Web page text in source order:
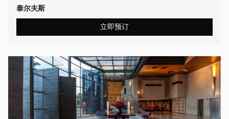
泰尔夫斯
立即预订